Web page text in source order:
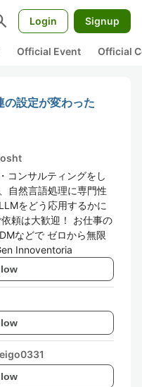
Login Signup
Official Event Official
設定が変わった
コンサルティングをし
自然言語処理に専門性
をどう応用するかに
頼は大歓迎！ お仕事の
などで ゼロから無限
Innoventoria